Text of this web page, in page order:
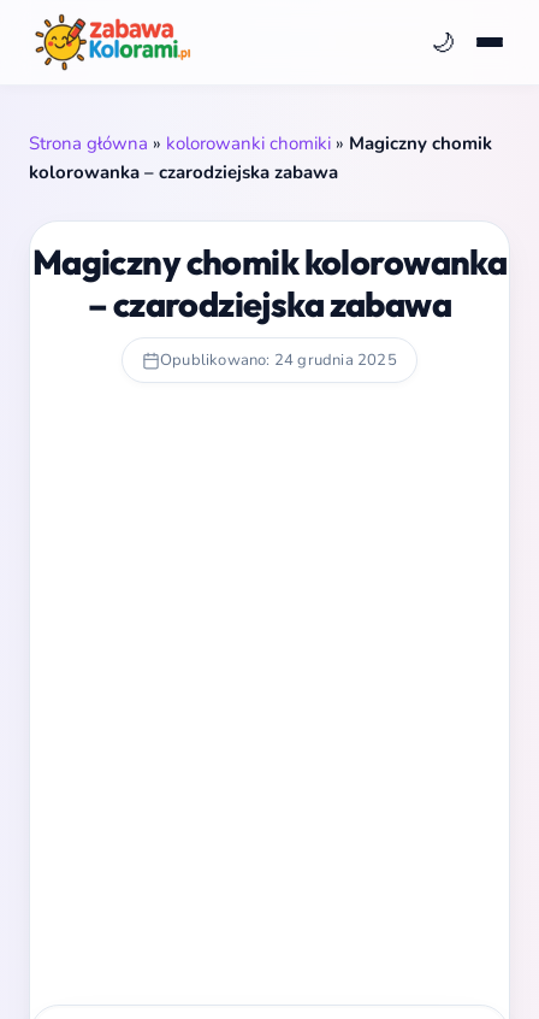
🌙
Strona główna » kolorowanki chomiki » Magiczny chomik
kolorowanka – czarodziejska zabawa
Magiczny chomik kolorowanka
– czarodziejska zabawa
Opublikowano: 24 grudnia 2025